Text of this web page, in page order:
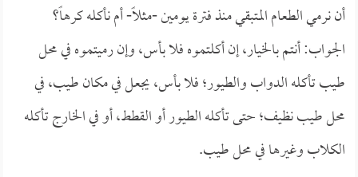
أن نرمي الطعام المتبقي منذ فترة يومين -مثلاً- أم نأكله كرهاً؟
الجواب: أنتم بالخيار، إن أكلتموه فلا بأس، وإن رميتموه في محل
طيب تأكله الدواب والطيور؛ فلا بأس، يجعل في مكان طيب، في
محل طيب نظيف؛ حتى تأكله الطيور أو القطط، أو في الخارج تأكله
الكلاب وغيرها في محل طيب.